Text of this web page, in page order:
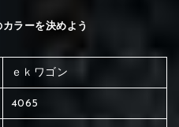
ラーを決めよう
ｅｋワゴン
4065